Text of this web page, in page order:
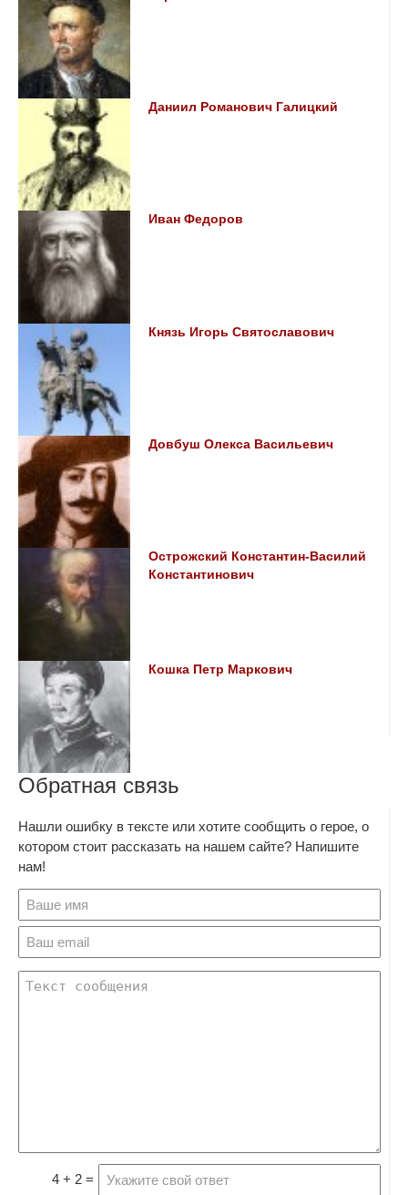
Даниил Романович Галицкий
Иван Федоров
Князь Игорь Святославович
Довбуш Олекса Васильевич
Острожский Константин-Василий
Константинович
Кошка Петр Маркович
Обратная связь
Нашли ошибку в тексте или хотите сообщить о герое, о
котором стоит рассказать на нашем сайте? Напишите
нам!
4 + 2 =